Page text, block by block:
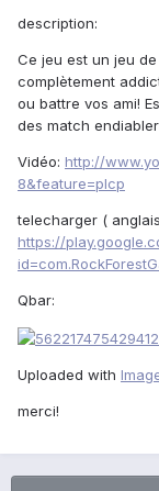
description:
Ce jeu est un jeu
complètement
ou battre vos ami!
des match
Vidéo: http://
8&feature=plcp
telecharger (
https://
Qbar:
Uploaded with
merci!